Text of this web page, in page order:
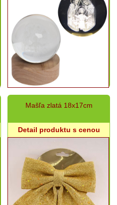
Mašľa zlatá 18x17cm
Detail produktu s cenou